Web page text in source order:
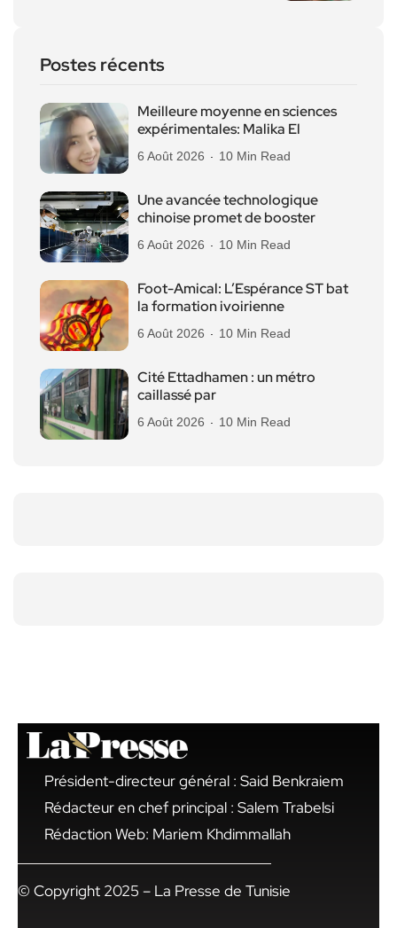
Postes récents
Meilleure moyenne en sciences
expérimentales: Malika El
6 Août 2026 10 Min Read
Une avancée technologique
chinoise promet de booster
6 Août 2026 10 Min Read
Foot-Amical: L’Espérance ST bat
la formation ivoirienne
6 Août 2026 10 Min Read
Cité Ettadhamen : un métro
caillassé par
6 Août 2026 10 Min Read
Président-directeur général : Said Benkraiem
Rédacteur en chef principal : Salem Trabelsi
Rédaction Web: Mariem Khdimmallah
© Copyright 2025 – La Presse de Tunisie